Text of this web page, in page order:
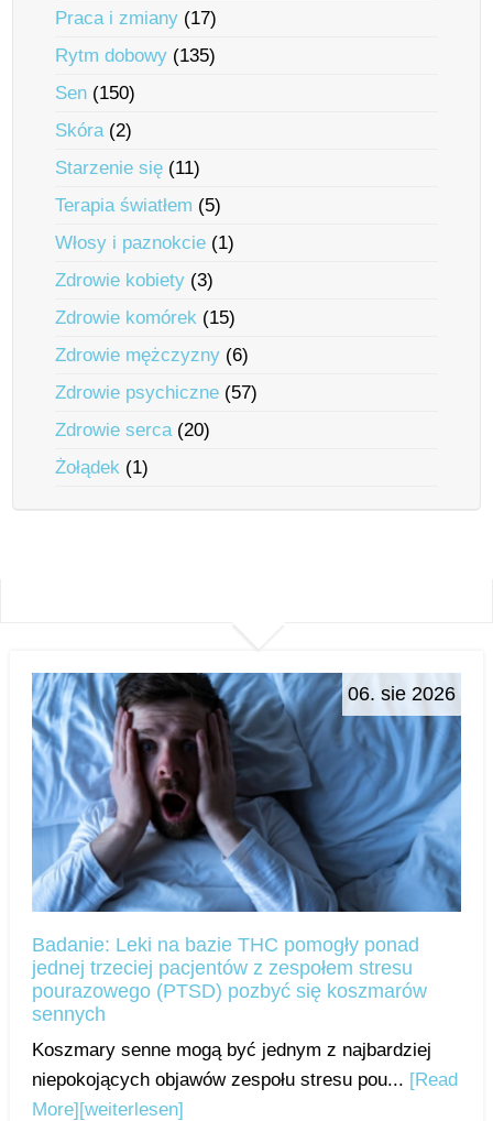
Praca i zmiany (17)
Rytm dobowy (135)
Sen (150)
Skóra(2)
Starzenie się (11)
Terapia światłem (5)
Włosy i paznokcie (1)
Zdrowie kobiety (3)
Zdrowie komórek (15)
Zdrowie mężczyzny (6)
Zdrowie psychiczne (57)
Zdrowie serca(20)
Żołądek (1)
06. sie 2026
Badanie: Leki na bazie THC pomogły ponad
jednej trzeciej pacjentów z zespołem stresu
pourazowego (PTSD) pozbyć się koszmarów
sennych
Koszmary senne mogą być jednym z najbardziej
niepokojących objawów zespołu stresu pou... [Read
More] [weiterlesen]